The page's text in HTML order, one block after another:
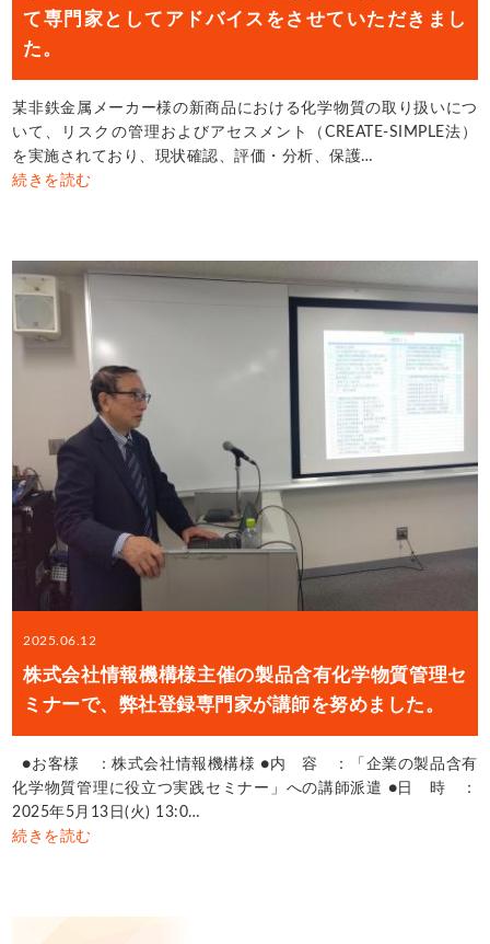
て専門家としてアドバイスをさせていただきまし
た。
某非鉄金属メーカー様の新商品における化学物質の取り扱いにつ
いて、リスクの管理およびアセスメント（CREATE-SIMPLE法）
を実施されており、現状確認、評価・分析、保護…
続きを読む
2025.06.12
株式会社情報機構様主催の製品含有化学物質管理セ
ミナーで、弊社登録専門家が講師を努めました。
●お客様 ：株式会社情報機構様 ●内 容 ：「企業の製品含有
化学物質管理に役立つ実践セミナー」への講師派遣 ●日 時 ：
2025年5月13日(火) 13:0…
続きを読む